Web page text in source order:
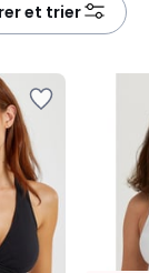
et trier